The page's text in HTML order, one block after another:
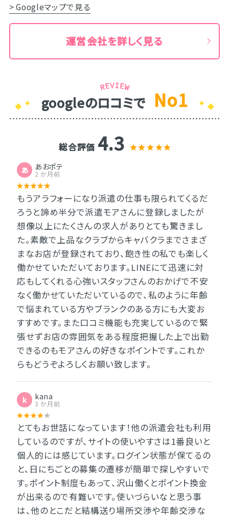
> Googleマップで見る
運営会社を詳しく見る
googleのロコミで No1
総合評価 4.3
あ あおポテ
2 か月前
もうアラフォーになり派遣の仕事も限られてくるだ
ろうと諦め半分で派遣モアさんに登録しましたが
想像以上にたくさんの求人がありとても驚きまし
た。素敵で上品なクラブからキャバクラまでさまざ
まなお店が登録されており、飽き性の私でも楽しく
働かせていただいております。LINEにて迅速に対
応もしてくれる心強いスタッフさんのおかげで不安
なく働かせていただいているので、私のように年齢
で悩まれている方やブランクのある方にも大変お
すすめです。また口コミ機能も充実しているので緊
張せずお店の雰囲気をある程度把握した上で出勤
できるのもモアさんの好きなポイントです。これか
らもどうぞよろしくお願い致します。
k kana
3 か月前
とてもお世話になっています！他の派遣会社も利用
しているのですが、サイトの使いやすさは1番良いと
個人的には感じています。ログイン状態が保てるの
と、日にちごとの募集の遷移が簡単で探しやすいで
す。ポイント制度もあって、沢山働くとポイント換金
が出来るので有難いです。使いづらいなと思う事
は、他のとこだと結構送り場所交渉や年齢交渉な